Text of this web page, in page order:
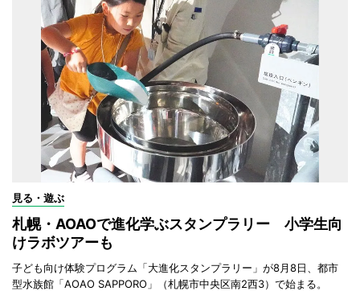
見る・遊ぶ
札幌・AOAOで進化学ぶスタンプラリー 小学生向
けラボツアーも
子ども向け体験プログラム「大進化スタンプラリー」が8月8日、都市
型水族館「AOAO SAPPORO」（札幌市中央区南2西3）で始まる。